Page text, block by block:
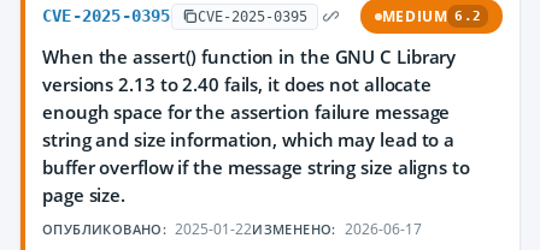
CVE-2025-0395 CVE-2025-0395 MEDIUM 6.2
When the assert() function in the GNU C Library
versions 2.13 to 2.40 fails, it does not allocate
enough space for the assertion failure message
string and size information, which may lead to a
buffer overflow if the message string size aligns to
page size.
ОПУБЛИКОВАНО: 2025-01-22ИЗМЕНЕНО: 2026-06-17